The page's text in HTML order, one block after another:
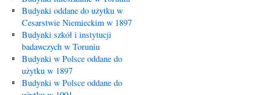
Budynki oddane do użytku w
Cesarstwie Niemieckim w 1897
Budynki szkół i instytucji
badawczych w Toruniu
Budynki w Polsce oddane do
użytku w 1897
Budynki w Polsce oddane do